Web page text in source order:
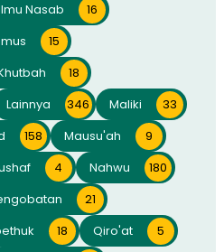
Nasab
16
15
18
Lainnya 346 Maliki
33
158 Mausu'ah
9
4 Nahwu
180
21
18 Qiro'at
5